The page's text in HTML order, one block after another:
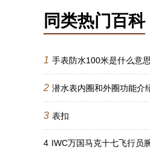
同类热门百科
1 手表防水100米是什么意思
2 潜水表内圈和外圈功能介
3 表扣
4 IWC万国马克十七飞行员